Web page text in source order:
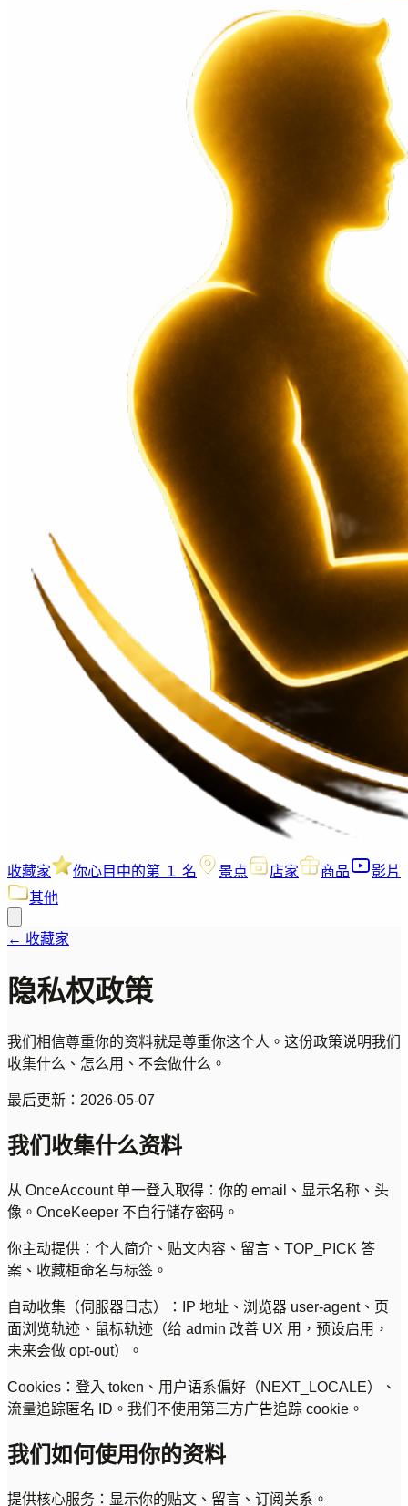
收藏家 你心目中的第 １ 名 景点 店家 商品
影片
其他
← 收藏家
隐私权政策
我们相信尊重你的资料就是尊重你这个人。这份政策说明我们
收集什么、怎么用、不会做什么。
最后更新：2026-05-07
我们收集什么资料
从 OnceAccount 单一登入取得：你的 email、显示名称、头
像。OnceKeeper 不自行储存密码。
你主动提供：个人简介、贴文内容、留言、TOP_PICK 答
案、收藏柜命名与标签。
自动收集（伺服器日志）：IP 地址、浏览器 user-agent、页
面浏览轨迹、鼠标轨迹（给 admin 改善 UX 用，预设启用，
未来会做 opt-out）。
Cookies：登入 token、用户语系偏好（NEXT_LOCALE）、
流量追踪匿名 ID。我们不使用第三方广告追踪 cookie。
我们如何使用你的资料
提供核心服务：显示你的贴文、留言、订阅关系。